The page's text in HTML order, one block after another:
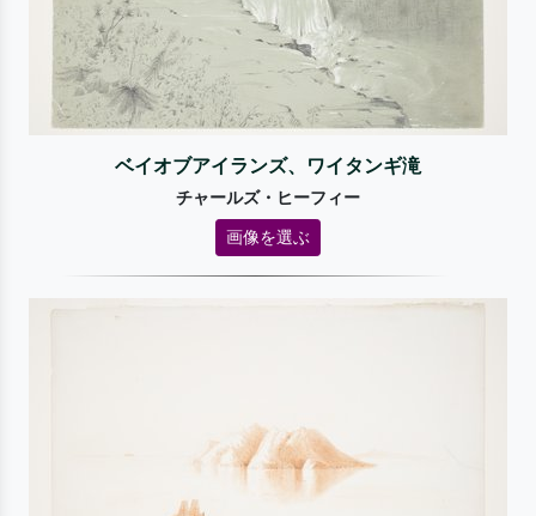
ベイオブアイランズ、ワイタンギ滝
チャールズ・ヒーフィー
画像を選ぶ